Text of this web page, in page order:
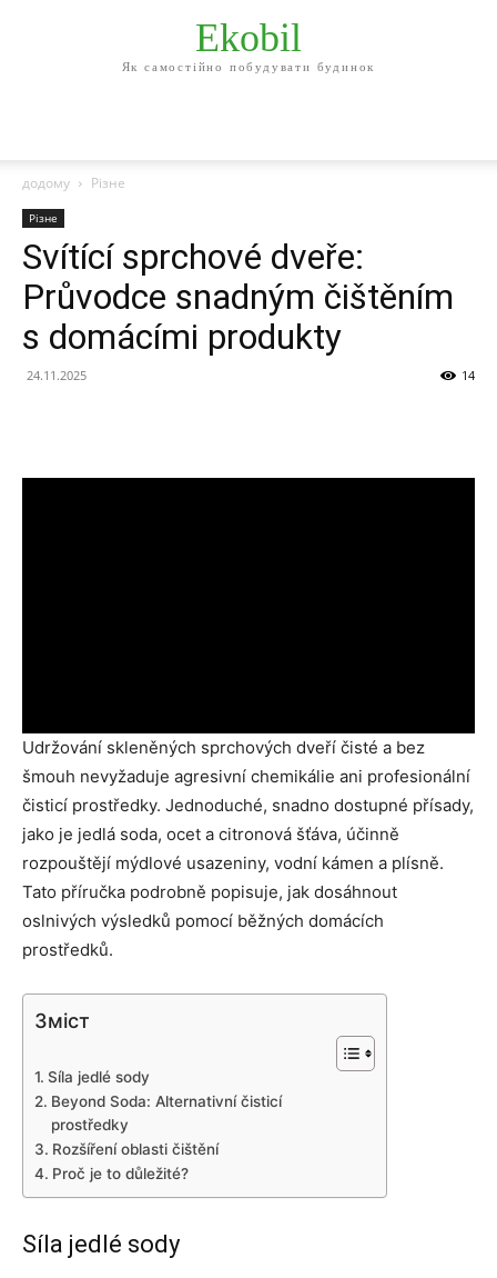
Ekobil
Як самостійно побудувати будинок
додому Різне
Різне
Svítící sprchové dveře:
Průvodce snadným čištěním
s domácími produkty
24.11.2025 14
Udržování skleněných sprchových dveří čisté a bez
šmouh nevyžaduje agresivní chemikálie ani profesionální
čisticí prostředky. Jednoduché, snadno dostupné přísady,
jako je jedlá soda, ocet a citronová šťáva, účinně
rozpouštějí mýdlové usazeniny, vodní kámen a plísně.
Tato příručka podrobně popisuje, jak dosáhnout
oslnivých výsledků pomocí běžných domácích
prostředků.
Зміст
Síla jedlé sody
Beyond Soda: Alternativní čisticí
prostředky
Rozšíření oblasti čištění
Proč je to důležité?
Síla jedlé sody